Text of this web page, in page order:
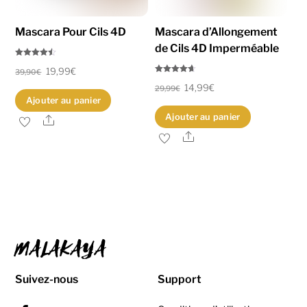
page
produit
Mascara Pour Cils 4D
4.45
sur 5
39,90€ Le
prix
était :
19,99€Le
prix
actuel
Ajouter au panier
Share
Mascara d’Allongement
de Cils 4D Imperméable
4.67
sur 5
29,99€ Le
prix
était :
14,99€
prix
actuel
Ajouter au panier
Share
MALAKAYA
Suivez-nous Support